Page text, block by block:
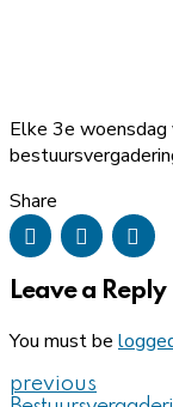
Elke 3e woensdag
Share
Leave a Reply
You must be
previous